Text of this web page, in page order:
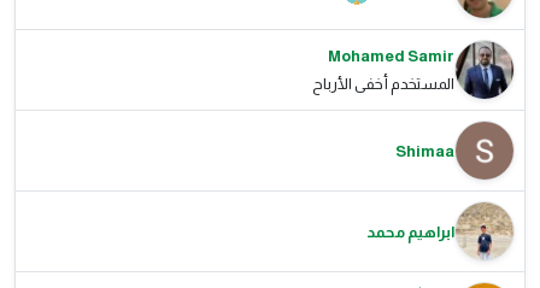
Mohamed Samir
المستخدم أخفى الأرباح
Shimaa
ابراهيم محمد